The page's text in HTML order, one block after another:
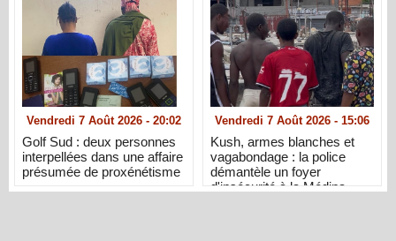
Vendredi 7 Août 2026 - 20:02
Golf Sud : deux personnes
interpellées dans une affaire
présumée de proxénétisme
Vendredi 7 Août 2026 - 15:06
Kush, armes blanches et
vagabondage : la police
démantèle un foyer
d'insécurité à la Médina